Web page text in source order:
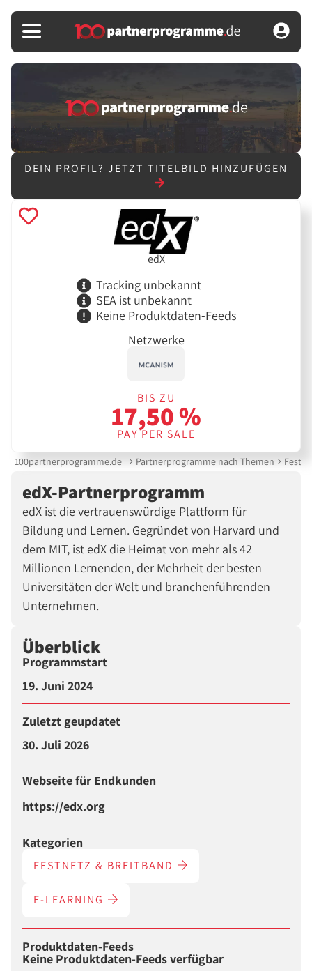
DEIN PROFIL? JETZT TITELBILD HINZUFÜGEN
edX
Tracking unbekannt
SEA ist unbekannt
Keine Produktdaten-Feeds
Netzwerke
BIS ZU
17,50 %
PAY PER SALE
100partnerprogramme.de Partnerprogramme nach Themen
edX-Partnerprogramm
edX ist die vertrauenswürdige Plattform für
Bildung und Lernen. Gegründet von Harvard und
dem MIT, ist edX die Heimat von mehr als 42
Millionen Lernenden, der Mehrheit der besten
Universitäten der Welt und branchenführenden
Unternehmen.
Überblick
Programmstart
19. Juni 2024
Zuletzt geupdatet
30. Juli 2026
Webseite für Endkunden
https://edx.org
Kategorien
FESTNETZ & BREITBAND
E-LEARNING
Produktdaten-Feeds
Keine Produktdaten-Feeds verfügbar